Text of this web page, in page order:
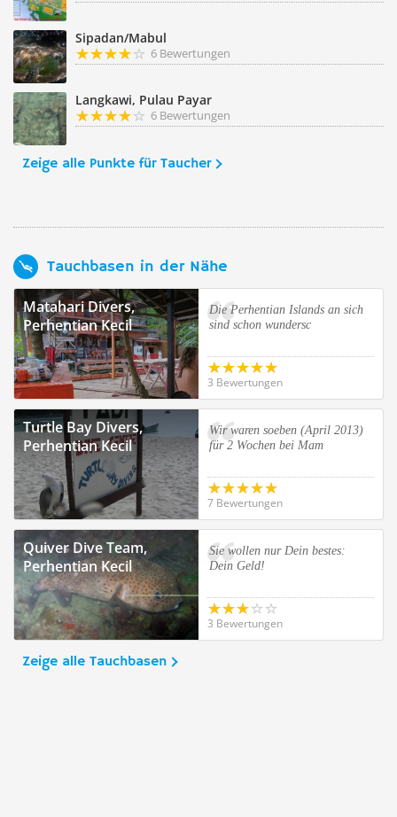
Sipadan/Mabul
6 Bewertungen
Langkawi, Pulau Payar
6 Bewertungen
Zeige alle Punkte für Taucher
Tauchbasen in der Nähe
Matahari Divers,
Perhentian Kecil
Die Perhentian Islands an sich
sind schon wundersc
3 Bewertungen
Turtle Bay Divers,
Perhentian Kecil
Wir waren soeben (April 2013)
für 2 Wochen bei Mam
7 Bewertungen
Quiver Dive Team,
Perhentian Kecil
Sie wollen nur Dein bestes:
Dein Geld!
3 Bewertungen
Zeige alle Tauchbasen